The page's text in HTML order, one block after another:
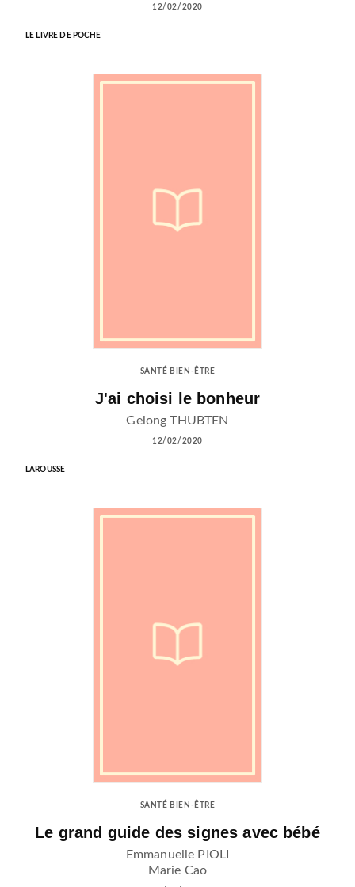
12/02/2020
LE LIVRE DE POCHE
SANTÉ BIEN-ÊTRE
J'ai choisi le bonheur
Gelong THUBTEN
12/02/2020
LAROUSSE
SANTÉ BIEN-ÊTRE
Le grand guide des signes avec bébé
Emmanuelle PIOLI
Marie Cao